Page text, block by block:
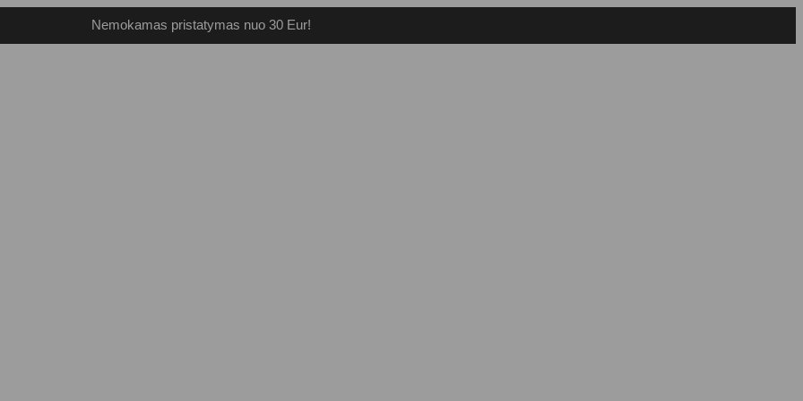
Nemokamas pristatymas nuo 30 Eur!